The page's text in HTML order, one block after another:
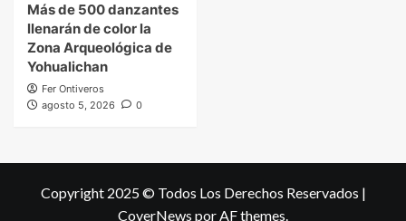
Más de 500 danzantes
llenarán de color la
Zona Arqueológica de
Yohualichan
Fer Ontiveros
agosto 5, 2026
0
Copyright 2025 © Todos Los Derechos Reservados |
CoverNews por AF themes.